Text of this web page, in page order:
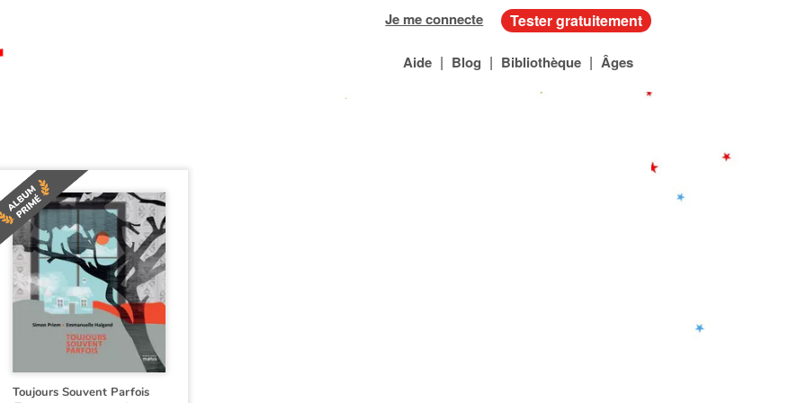
Je me connecte Tester gratuitement
Aide | Blog | Bibliothèque | Âges
Toujours Souvent Parfois